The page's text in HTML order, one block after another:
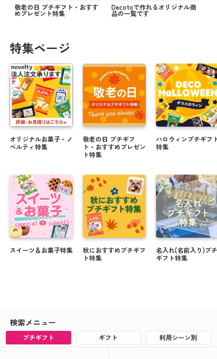
敬老の日 プチギフト・おすす
めプレゼント特集
Decotoで作れるオリジナル商
品の一覧です
特集ページ
オリジナルお菓子・ノ
ベルティ特集
スイーツ＆お菓子特集
敬老の日 プチギフ
ト・おすすめプレゼン
ト特集
秋におすすめプチギフ
ト特集
ハロウィンプチギフ
特集
名入れ(名前入り)プチ
ギフト特集
検索メニュー
プチギフト ギフト 利用シーン別